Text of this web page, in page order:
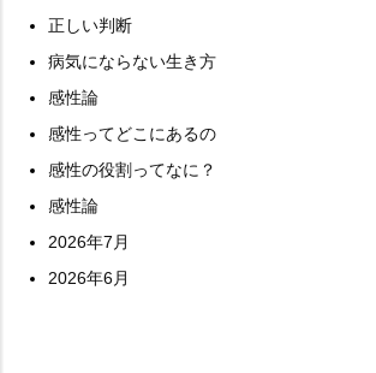
正しい判断
病気にならない生き方
感性論
感性ってどこにあるの
感性の役割ってなに？
感性論
2026年7月
2026年6月